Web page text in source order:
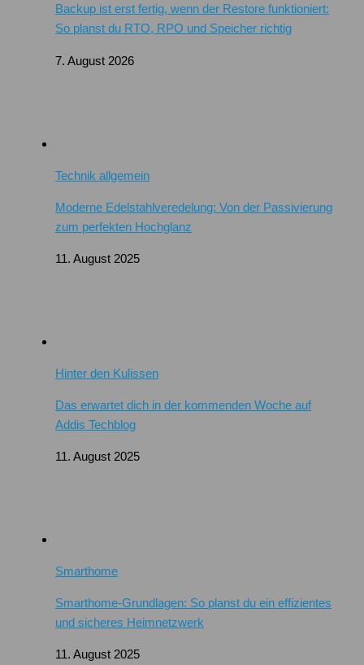
Backup ist erst fertig, wenn der Restore funktioniert:
So planst du RTO, RPO und Speicher richtig
7. August 2026
Technik allgemein
Moderne Edelstahlveredelung: Von der Passivierung
zum perfekten Hochglanz
11. August 2025
Hinter den Kulissen
Das erwartet dich in der kommenden Woche auf
Addis Techblog
11. August 2025
Smarthome
Smarthome-Grundlagen: So planst du ein effizientes
und sicheres Heimnetzwerk
11. August 2025